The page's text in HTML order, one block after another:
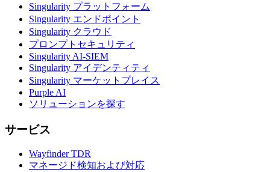
Singularity プラットフォーム
Singularity エンドポイント
Singularity クラウド
プロンプトセキュリティ
Singularity AI-SIEM
Singularity アイデンティティ
Singularity マーケットプレイス
Purple AI
ソリューションを探す
サービス
Wayfinder TDR
マネージド検知および対応